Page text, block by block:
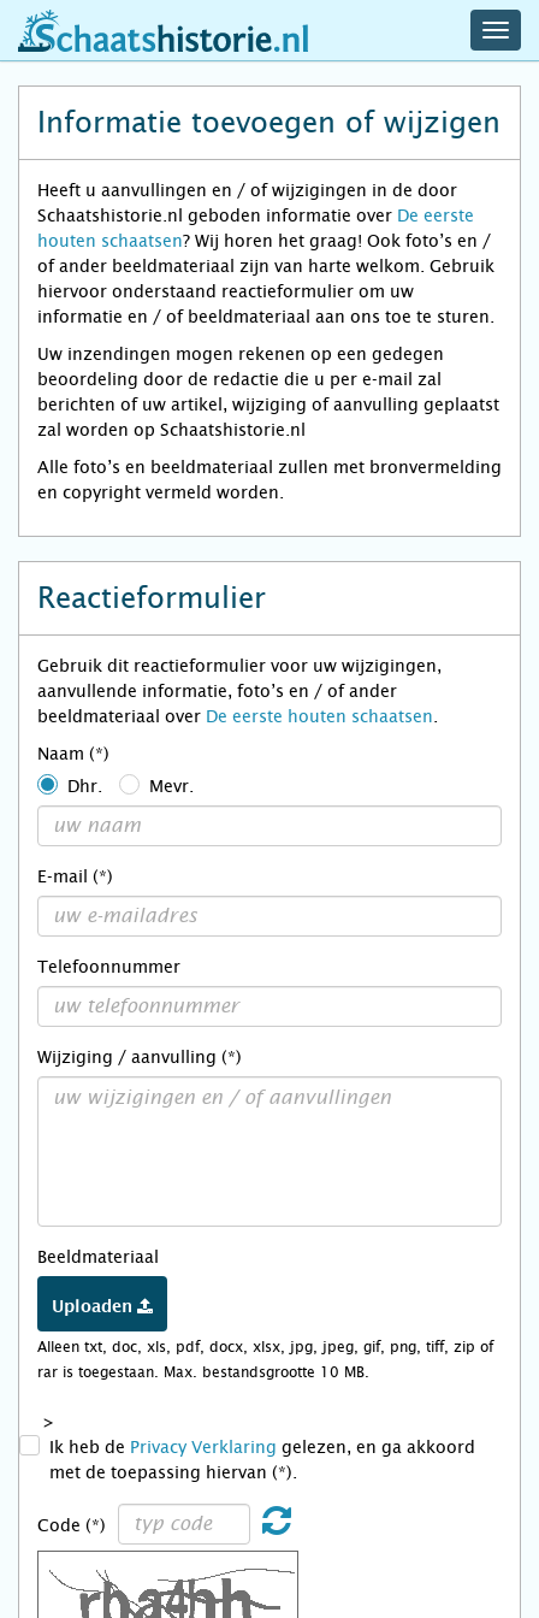
schaatshistorie.nl
Informatie toevoegen of wijzigen
Heeft u aanvullingen en / of wijzigingen in de door
Schaatshistorie.nl geboden informatie over De eerste
houten schaatsen? Wij horen het graag! Ook foto’s en /
of ander beeldmateriaal zijn van harte welkom. Gebruik
hiervoor onderstaand reactieformulier om uw
informatie en / of beeldmateriaal aan ons toe te sturen.
Uw inzendingen mogen rekenen op een gedegen
beoordeling door de redactie die u per e-mail zal
berichten of uw artikel, wijziging of aanvulling geplaatst
zal worden op Schaatshistorie.nl
Alle foto’s en beeldmateriaal zullen met bronvermelding
en copyright vermeld worden.
Reactieformulier
Gebruik dit reactieformulier voor uw wijzigingen,
aanvullende informatie, foto’s en / of ander
beeldmateriaal over De eerste houten schaatsen
Naam (*)
Dhr.
Mevr.
E-mail (*)
Telefoonnummer
Wijziging / aanvulling (*)
Beeldmateriaal
Uploaden
Alleen txt, doc, xls, pdf, docx, xlsx, jpg, jpeg, gif, png, tiff, zip of
rar is toegestaan. Max. bestandsgrootte 10 MB.
>
Ik heb de Privacy Verklaring gelezen, en ga akkoord
met de toepassing hiervan (*).
Code (*)